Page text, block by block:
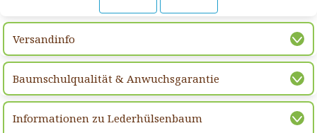
Versandinfo
Baumschulqualität & Anwuchsgarantie
Informationen zu Lederhülsenbaum